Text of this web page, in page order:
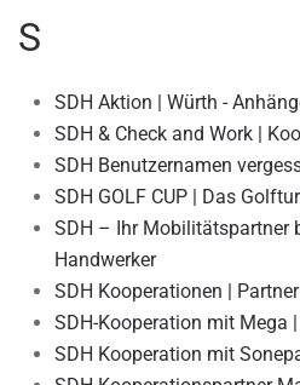
S
SDH Aktion | Würth -
SDH & Check and Work |
SDH Benutzernamen
SDH GOLF CUP | Das
SDH – Ihr Mobilitätspartner
Handwerker
SDH Kooperationen |
SDH-Kooperation mit Mega
SDH Kooperation mit